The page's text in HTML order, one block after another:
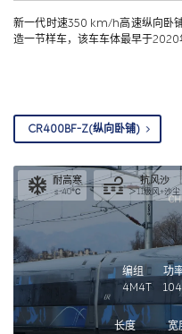
新一代时速350 km/h高速纵向卧
造一节样车，该车车体最早于2020
CR400BF-Z(纵向卧铺)
耐高寒
≤-40℃
抗风沙
＞11级风+沙尘
编组
4M4T
功
长度
宽